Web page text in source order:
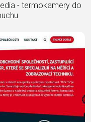
- termokamery do